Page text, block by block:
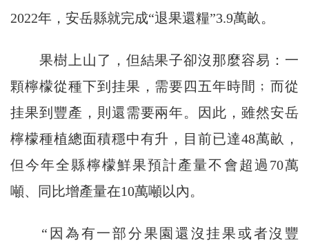
2022年，安岳縣就完成“退果還糧”3.9萬畝。
果樹上山了，但結果子卻沒那麼容易：一
顆檸檬從種下到挂果，需要四五年時間﹔而從
挂果到豐產，則還需要兩年。因此，雖然安岳
檸檬種植總面積穩中有升，目前已達48萬畝，
但今年全縣檸檬鮮果預計產量不會超過70萬
噸、同比增產量在10萬噸以內。
“因為有一部分果園還沒挂果或者沒豐